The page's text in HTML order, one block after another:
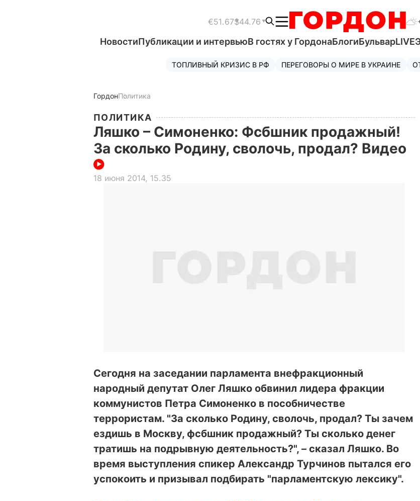
€51.67$44.76
НовостиПубликации и интервьюВ гостях у ГордонаБлогиБульварLIVE
ТОПЛИВНЫЙ КРИЗИС В РФ ПЕРЕГОВОРЫ О МИРЕ В УКРАИНЕ
ГордонПолитика
ПОЛИТИКА
Ляшко – Симоненко: Фсбшник продажный!
За сколько Родину, сволочь, продал? Видео
18 июня 2014, 15.35
Сегодня на заседании парламента внефракционный
народный депутат Олег Ляшко обвинил лидера фракции
коммунистов Петра Симоненко в пособничестве
террористам. "За сколько Родину, сволочь, продал? Ты зачем
ездишь в Москву, фсбшник продажный? Ты сколько денег
тратишь на подрывную деятельность?", – сказал Ляшко. Во
время выступления спикер Александр Турчинов пытался его
успокоить и призывал подбирать "парламентскую лексику".